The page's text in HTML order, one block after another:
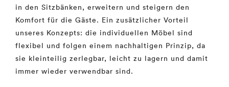
in den Sitzbänken, erweitern und steigern den
Komfort für die Gäste. Ein zusätzlicher Vorteil
unseres Konzepts: die individuellen Möbel sind
flexibel und folgen einem nachhaltigen Prinzip, da
sie kleinteilig zerlegbar, leicht zu lagern und damit
immer wieder verwendbar sind.